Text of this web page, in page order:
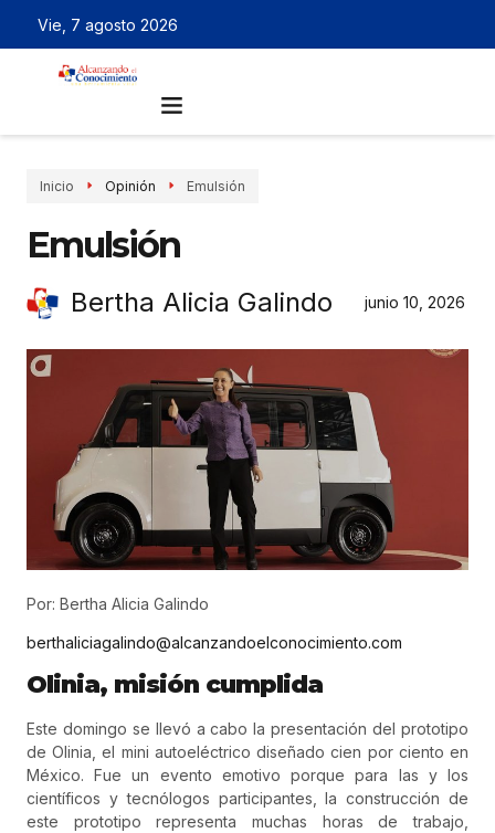
Vie, 7 agosto 2026
Inicio Opinión Emulsión
Emulsión
Bertha Alicia Galindo junio 10, 2026
Por: Bertha Alicia Galindo
berthaliciagalindo@alcanzandoelconocimiento.com
Olinia, misión cumplida
Este domingo se llevó a cabo la presentación del prototipo
de Olinia, el mini autoeléctrico diseñado cien por ciento en
México. Fue un evento emotivo porque para las y los
científicos y tecnólogos participantes, la construcción de
este prototipo representa muchas horas de trabajo,